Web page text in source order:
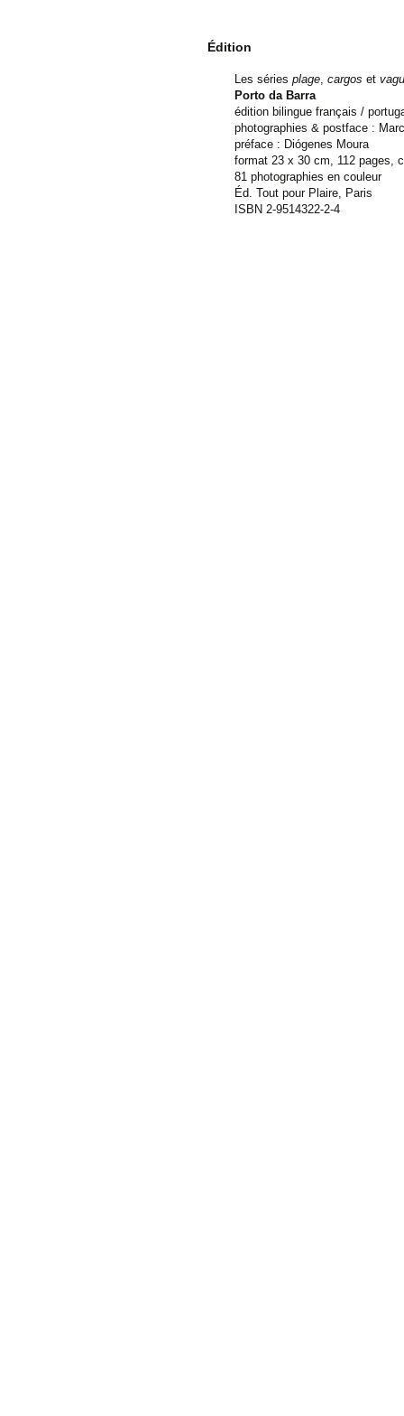
Édition
Les séries plage, cargos et
Porto da Barra
édition bilingue français /
photographies & postface :
préface : Diógenes Moura
format 23 x 30 cm, 112 pages,
81 photographies en couleur
Éd. Tout pour Plaire, Paris
ISBN 2-9514322-2-4